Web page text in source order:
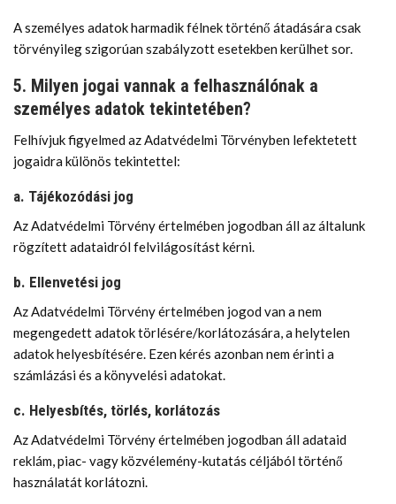
A személyes adatok harmadik félnek történő átadására csak
törvényileg szigorúan szabályzott esetekben kerülhet sor.
5. Milyen jogai vannak a felhasználónak a
személyes adatok tekintetében?
Felhívjuk figyelmed az Adatvédelmi Törvényben lefektetett
jogaidra különös tekintettel:
a. Tájékozódási jog
Az Adatvédelmi Törvény értelmében jogodban áll az általunk
rögzített adataidról felvilágosítást kérni.
b. Ellenvetési jog
Az Adatvédelmi Törvény értelmében jogod van a nem
megengedett adatok törlésére/korlátozására, a helytelen
adatok helyesbítésére. Ezen kérés azonban nem érinti a
számlázási és a könyvelési adatokat.
c. Helyesbítés, törlés, korlátozás
Az Adatvédelmi Törvény értelmében jogodban áll adataid
reklám, piac- vagy közvélemény-kutatás céljából történő
használatát korlátozni.